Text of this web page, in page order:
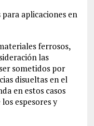
aplicaciones en
ferrosos,
las
sometidos por
disueltas en el
en estos casos
espesores y